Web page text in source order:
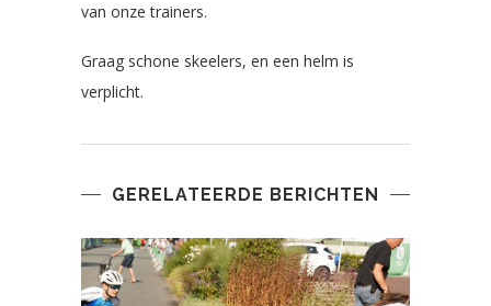
van onze trainers.
Graag schone skeelers, en een helm is
verplicht.
GERELATEERDE BERICHTEN